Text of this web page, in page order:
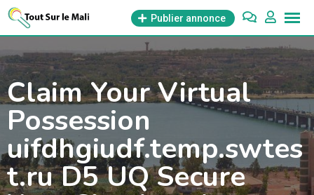
Aller
Publier annonce
Claim Your Virtual
Possession
uifdhgiudf.temp.swtes
t.ru D5 UQ Secure